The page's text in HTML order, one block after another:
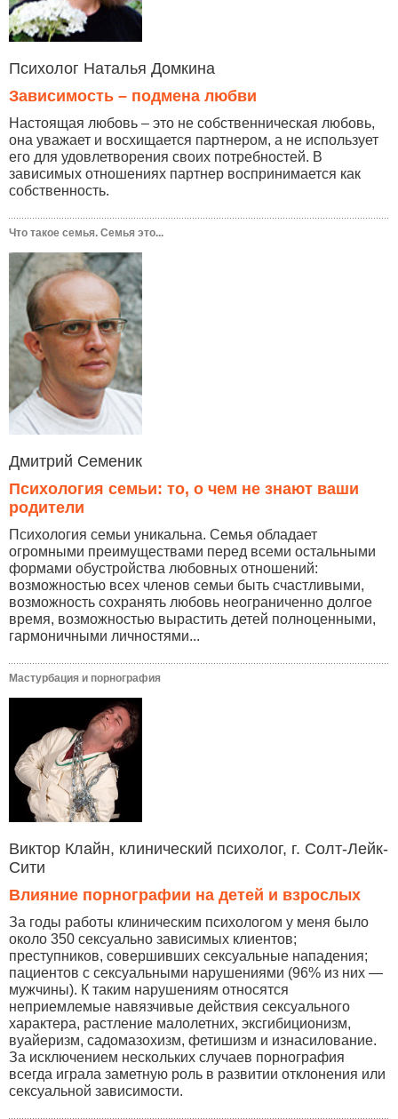
Психолог Наталья Домкина
Зависимость – подмена любви
Настоящая любовь – это не собственническая любовь,
она уважает и восхищается партнером, а не использует
его для удовлетворения своих потребностей. В
зависимых отношениях партнер воспринимается как
собственность.
Что такое семья. Семья это...
Дмитрий Семеник
Психология семьи: то, о чем не знают ваши
родители
Психология семьи уникальна. Семья обладает
огромными преимуществами перед всеми остальными
формами обустройства любовных отношений:
возможностью всех членов семьи быть счастливыми,
возможность сохранять любовь неограниченно долгое
время, возможностью вырастить детей полноценными,
гармоничными личностями...
Мастурбация и порнография
Виктор Клайн, клинический психолог, г. Солт-Лейк-
Сити
Влияние порнографии на детей и взрослых
За годы работы клиническим психологом у меня было
около 350 сексуально зависимых клиентов;
преступников, совершивших сексуальные нападения;
пациентов с сексуальными нарушениями (96% из них —
мужчины). К таким нарушениям относятся
неприемлемые навязчивые действия сексуального
характера, растление малолетних, эксгибиционизм,
вуайеризм, садомазохизм, фетишизм и изнасилование.
За исключением нескольких случаев порнография
всегда играла заметную роль в развитии отклонения или
сексуальной зависимости.